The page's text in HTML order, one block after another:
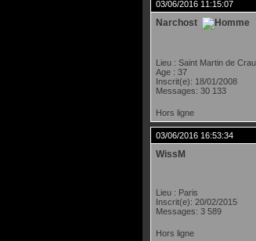
03/06/2016 11:15:07
Narchost
Lieu : Saint Martin de
Age : 37
Inscrit(e): 18/01/2008
Messages: 30 133
Hors ligne
03/06/2016 16:53:34
WissM
Lieu : Paris
Inscrit(e): 20/02/2015
Messages: 3 589
Hors ligne